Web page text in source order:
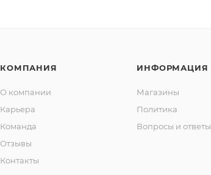
КОМПАНИЯ
О компании
Карьера
Команда
Отзывы
Контакты
ИНФОРМАЦИЯ
Магазины
Политика
Вопросы и ответы